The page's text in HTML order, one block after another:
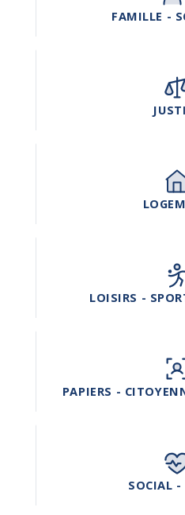
FAMILLE -
LOISIRS -
PAPIERS -
SOCIAL -